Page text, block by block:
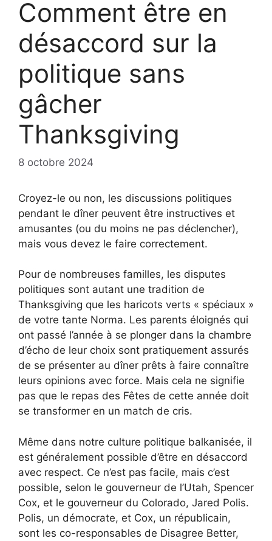
Comment être en
désaccord sur la
politique sans
gâcher
Thanksgiving
8 octobre 2024
Croyez-le ou non, les discussions politiques
pendant le dîner peuvent être instructives et
amusantes (ou du moins ne pas déclencher),
mais vous devez le faire correctement.
Pour de nombreuses familles, les disputes
politiques sont autant une tradition de
Thanksgiving que les haricots verts « spéciaux »
de votre tante Norma. Les parents éloignés qui
ont passé l’année à se plonger dans la chambre
d’écho de leur choix sont pratiquement assurés
de se présenter au dîner prêts à faire connaître
leurs opinions avec force. Mais cela ne signifie
pas que le repas des Fêtes de cette année doit
se transformer en un match de cris.
Même dans notre culture politique balkanisée, il
est généralement possible d’être en désaccord
avec respect. Ce n’est pas facile, mais c’est
possible, selon le gouverneur de l’Utah, Spencer
Cox, et le gouverneur du Colorado, Jared Polis.
Polis, un démocrate, et Cox, un républicain,
sont les co-responsables de Disagree Better,